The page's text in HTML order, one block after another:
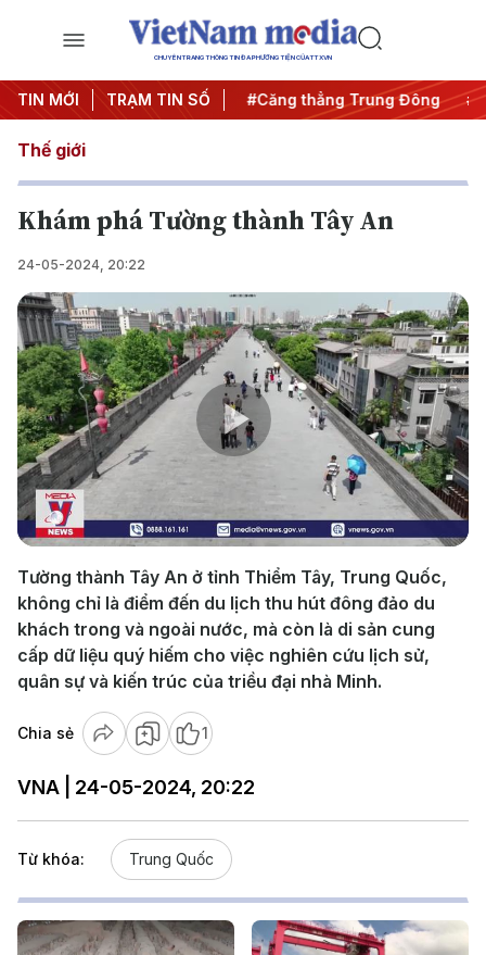
CHUYÊN TRANG THÔNG TIN ĐA PHƯƠNG TIỆN CỦA TTXVN
TIN MỚI TRẠM TIN SỐ
#Chống khai thác IUU #Căng thẳng Trung Đông
Thế giới
Khám phá Tường thành Tây An
24-05-2024, 20:22
Play
Video
Tường thành Tây An ở tỉnh Thiểm Tây, Trung Quốc,
không chỉ là điểm đến du lịch thu hút đông đảo du
khách trong và ngoài nước, mà còn là di sản cung
cấp dữ liệu quý hiếm cho việc nghiên cứu lịch sử,
quân sự và kiến trúc của triều đại nhà Minh.
Chia sẻ 1
VNA | 24-05-2024, 20:22
Từ khóa: Trung Quốc